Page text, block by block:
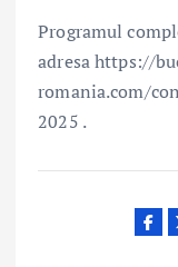
Programul
adresa https://
romania.com/
2025 .